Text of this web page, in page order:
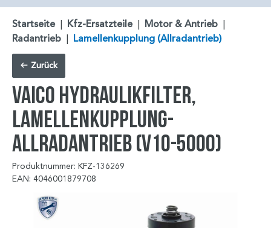
Startseite | Kfz-Ersatzteile | Motor & Antrieb |
Radantrieb | Lamellenkupplung (Allradantrieb)
Zurück
VAICO Hydraulikfilter,
Lamellenkupplung-
Allradantrieb (V10-5000)
Produktnummer: KFZ-136269
EAN: 4046001879708